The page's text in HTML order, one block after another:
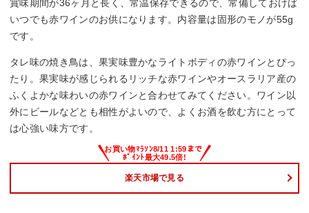
賞味期間が36ヶ月と長く、常温保存できるので、常備しておけば
いつでも赤ワインのお供になります。内容量は固形のモノが55g
です。
タレ味の焼き鳥は、果実味豊かなライトボディの赤ワインとぴっ
たり。果実味が感じられるリッチな赤ワインやオースラリア産の
ふくよかな味わいの赤ワインと合わせてみてください。ワイン以
外にビールなどとも相性がよいので、よくお酒を飲む方にとって
は心強い味方です。
楽天市場で見る